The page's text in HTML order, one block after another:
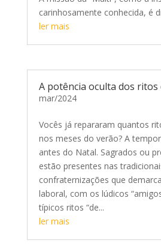
carinhosamente conhecida, é
ler mais
A potência oculta dos ritos
mar/2024
Vocês já repararam quantos
nos meses do verão? A
antes do Natal. Sagrados ou
estão presentes nas
confraternizações que
laboral, com os lúdicos
típicos ritos “de...
ler mais